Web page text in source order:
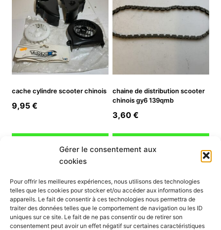
Gérer le consentement aux
cookies
Pour offrir les meilleures expériences, nous utilisons des technologies
telles que les cookies pour stocker et/ou accéder aux informations des
appareils. Le fait de consentir à ces technologies nous permettra de
traiter des données telles que le comportement de navigation ou les ID
uniques sur ce site. Le fait de ne pas consentir ou de retirer son
consentement peut avoir un effet négatif sur certaines caractéristiques
cache cylindre scooter chinois
9,95 €
chaine de distribution scooter
chinois gy6 139qmb
3,60 €
INFORMATION
Mon compte
Nous contacter
Mode paiement